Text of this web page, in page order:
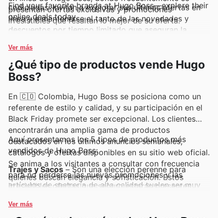
presentan ofertas exclusivas y promociones
irresistibles que resaltan lo mejor de su oferta.
codiciadas. Invitan a explorar sus últimas ofertas en
línea y a mantenerse al tanto de las novedades y
descuentos por tiempo limitado que aseguran la
Find your favorite brands at Hugo Boss—explore their
online deals today.
Ver más
¿Qué tipo de productos vende Hugo
Boss?
En 🇨🇴 Colombia, Hugo Boss se posiciona como un
referente de estilo y calidad, y su participación en el
Black Friday promete ser excepcional. Los clientes
encontrarán una amplia gama de productos
destacados en los últimos anuncios semanales,
catálogos y ofertas disponibles en su sitio web oficial.
Se anima a los visitantes a consultar con frecuencia
para no perderse las nuevas promociones y las
irresistibles ofertas que seguro estarán presentes.
Aquí presentamos los 5 tipos de productos más
vendidos de Hugo Boss:
Trajes y Sacos – Son una elección perenne para
quienes buscan elegancia y sofisticación. Estos
artículos de sastrería de alta calidad suelen ser muy
frecuencia en las ofertas de Hugo Boss Colombia y
representando una excelente oportunidad de
Ver más